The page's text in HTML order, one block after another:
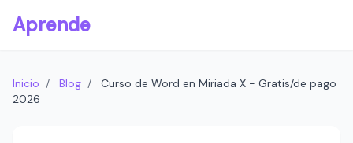
Aprende
Inicio / Blog /
Curso de Word en Miriada X - Gratis/de pago
2026